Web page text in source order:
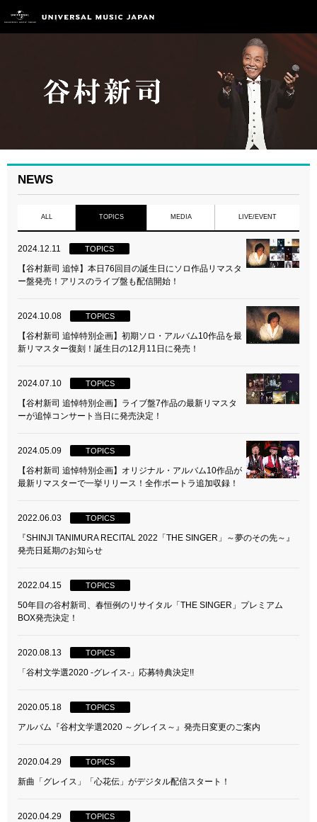
NEWS
ALL TOPICS MEDIA LIVE/EVENT
2024.12.11 TOPICS
【谷村新司 追悼】本日76回目の誕生日にソロ作品リマスタ
ー盤発売！アリスのライブ盤も配信開始！
2024.10.08 TOPICS
【谷村新司 追悼特別企画】初期ソロ・アルバム10作品を最
新リマスター復刻！誕生日の12月11日に発売！
2024.07.10 TOPICS
【谷村新司 追悼特別企画】ライブ盤7作品の最新リマスタ
ーが追悼コンサート当日に発売決定！
2024.05.09 TOPICS
【谷村新司 追悼特別企画】オリジナル・アルバム10作品が
最新リマスターで一挙リリース！全作ボートラ追加収録！
2022.06.03 TOPICS
『SHINJI TANIMURA RECITAL 2022「THE SINGER」～夢のその先～』
発売日延期のお知らせ
2022.04.15 TOPICS
50年目の谷村新司、春恒例のリサイタル「THE SINGER」プレミアム
BOX発売決定！
2020.08.13 TOPICS
「谷村文学選2020 -グレイス-」応募特典決定!!
2020.05.18 TOPICS
アルバム『谷村文学選2020 ～グレイス～』発売日変更のご案内
2020.04.29 TOPICS
新曲「グレイス」「心花伝」がデジタル配信スタート！
2020.04.29 TOPICS